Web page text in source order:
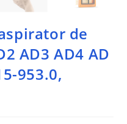
de
AD3 AD4 AD
953.0,